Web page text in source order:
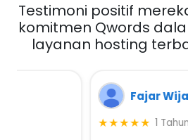
Testimoni positif
komitmen Qwords
layanan hosting
Fajar Wijayanto
1 Tahun lalu